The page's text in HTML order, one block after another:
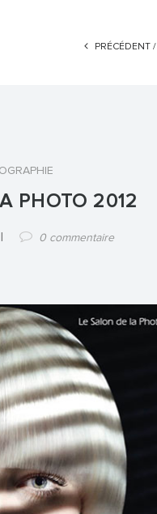
PRÉCÉDENT /
PHOTO 2012
0 commentaire